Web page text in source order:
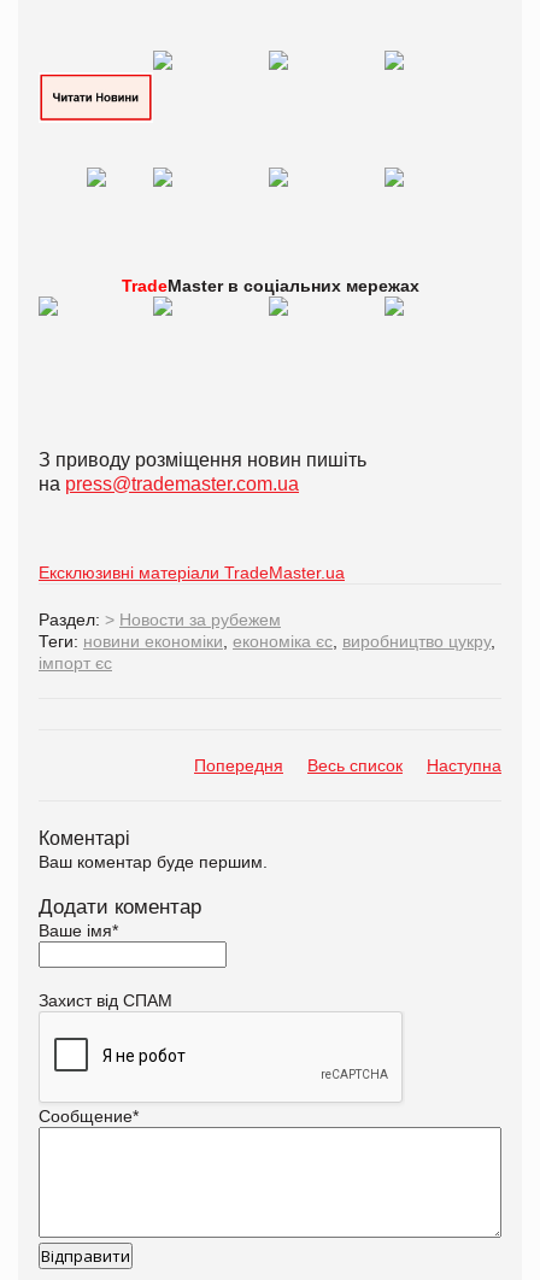
TradeMaster в соціальних мережах
З приводу розміщення новин пишіть
на press@trademaster.com.ua
Ексклюзивні матеріали TradeMaster.ua
Раздел: > Новости за рубежем
Теги: новини економіки економіка єс виробництво цукру,
імпорт єс
Попередня Весь список Наступна
Коментарі
Ваш коментар буде першим.
Додати коментар
Ваше імя*
Захист від СПАМ
Сообщение*